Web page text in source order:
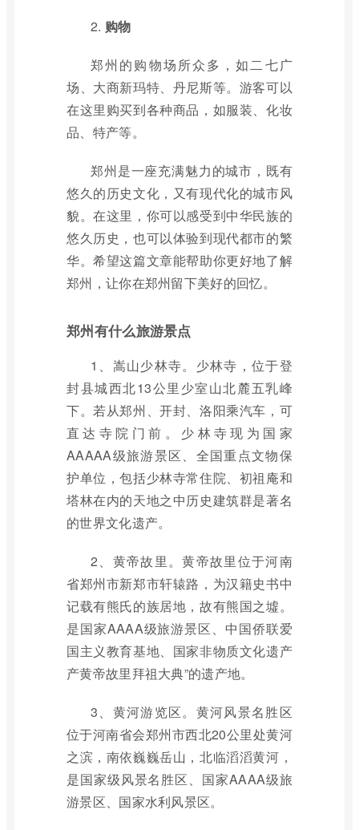
2. 购物
郑州的购物场所众多，如二七广
场、大商新玛特、丹尼斯等。游客可以
在这里购买到各种商品，如服装、化妆
品、特产等。
郑州是一座充满魅力的城市，既有
悠久的历史文化，又有现代化的城市风
貌。在这里，你可以感受到中华民族的
悠久历史，也可以体验到现代都市的繁
华。希望这篇文章能帮助你更好地了解
郑州，让你在郑州留下美好的回忆。
郑州有什么旅游景点
1、嵩山少林寺。少林寺，位于登
封县城西北13公里少室山北麓五乳峰
下。若从郑州、开封、洛阳乘汽车，可
直达寺院门前。少林寺现为国家
AAAAA级旅游景区、全国重点文物保
护单位，包括少林寺常住院、初祖庵和
塔林在内的天地之中历史建筑群是著名
的世界文化遗产。
2、黄帝故里。黄帝故里位于河南
省郑州市新郑市轩辕路，为汉籍史书中
记载有熊氏的族居地，故有熊国之墟。
是国家AAAA级旅游景区、中国侨联爱
国主义教育基地、国家非物质文化遗产
产黄帝故里拜祖大典”的遗产地。
3、黄河游览区。黄河风景名胜区
位于河南省会郑州市西北20公里处黄河
之滨，南依巍巍岳山，北临滔滔黄河，
是国家级风景名胜区、国家AAAA级旅
游景区、国家水利风景区。